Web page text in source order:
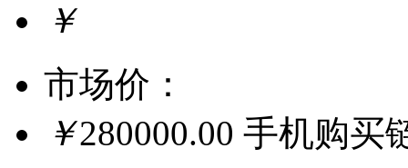
￥
市场价：
￥280000.00 手机购买